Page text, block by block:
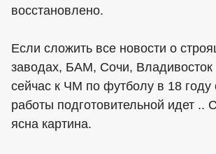
восстановлено.
Если сложить все новости о
заводах, БАМ, Сочи,
сейчас к ЧМ по футболу в 18 году
работы подготовительной идет ..
ясна картина.